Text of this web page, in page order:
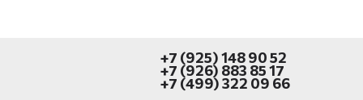
+7 (925) 148 90 52
+7 (926) 883 85 17
+7 (499) 322 09 66